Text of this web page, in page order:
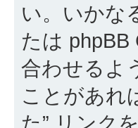
い。いかな
たは
合わせるよ
ことがあれ
た” リンク